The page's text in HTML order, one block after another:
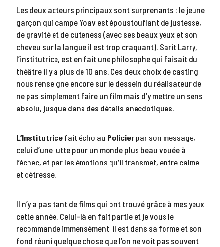
Les deux acteurs principaux sont surprenants : le jeune
garçon qui campe Yoav est époustouflant de justesse,
de gravité et de cuteness (avec ses beaux yeux et son
cheveu sur la langue il est trop craquant). Sarit Larry,
l’institutrice, est en fait une philosophe qui faisait du
théâtre il y a plus de 10 ans. Ces deux choix de casting
nous renseigne encore sur le dessein du réalisateur de
ne pas simplement faire un film mais d’y mettre un sens
absolu, jusque dans des détails anecdotiques.
L’Institutricefait écho au Policierpar son message,
celui d’une lutte pour un monde plus beau vouée à
l’échec, et par les émotions qu’il transmet, entre calme
et détresse.
Il n’y a pas tant de films qui ont trouvé grâce à mes yeux
cette année. Celui-là en fait partie et je vous le
recommande immensément, il est dans sa forme et son
fond réuni quelque chose que l’on ne voit pas souvent